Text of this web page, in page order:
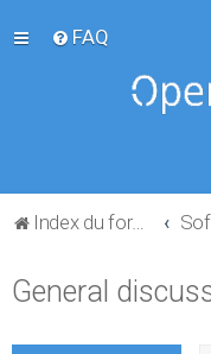
FAQ
Index du forum
General